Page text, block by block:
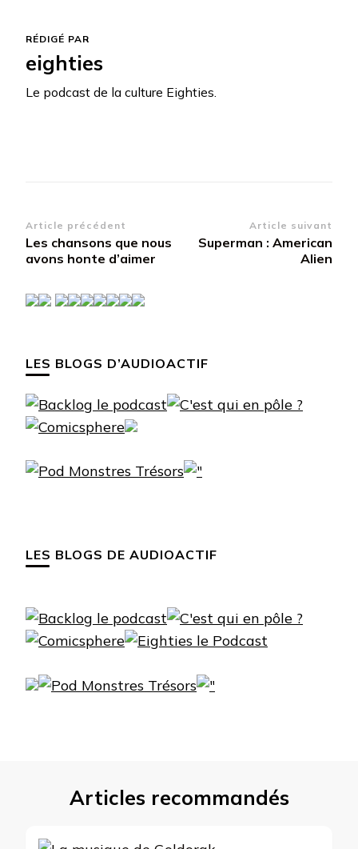
RÉDIGÉ PAR
eighties
Le podcast de la culture Eighties.
Navigation
d’article
Article précédent
Les chansons que nous
avons honte d’aimer
Article suivant
Superman : American
Alien
LES BLOGS D’AUDIOACTIF
LES BLOGS DE AUDIOACTIF
Articles recommandés